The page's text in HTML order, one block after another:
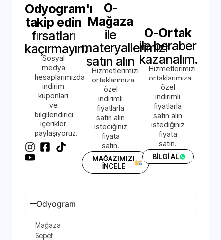
Odyogram'ı
takip edin
fırsatları
kaçırmayın.
Sosyal
medya
hesaplarımızda
indirim
kuponları
ve
bilgilendirici
içerikler
paylaşıyoruz.
O-
Mağaza
ile
materyallerimizi
satın alın
Hizmetlerimizi
ortaklarımıza
özel
indirimli
fiyatlarla
satın alın
istediğiniz
fiyata
satın.
MAĞAZIMIZI
İNCELE
O-Ortak
ile beraber
kazanalım.
Hizmetlerimizi
ortaklarımıza
özel
indirimli
fiyatlarla
satın alın
istediğiniz
fiyata
satın.
BİLGİ AL
Odyogram
Mağaza
Sepet